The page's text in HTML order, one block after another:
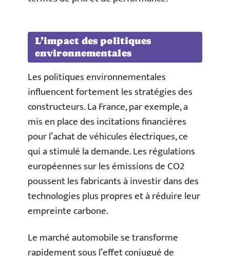
L’impact des politiques
environnementales
Les politiques environnementales
influencent fortement les stratégies des
constructeurs. La France, par exemple, a
mis en place des incitations financières
pour l’achat de véhicules électriques, ce
qui a stimulé la demande. Les régulations
européennes sur les émissions de CO2
poussent les fabricants à investir dans des
technologies plus propres et à réduire leur
empreinte carbone.
Le marché automobile se transforme
rapidement sous l’effet conjugué de